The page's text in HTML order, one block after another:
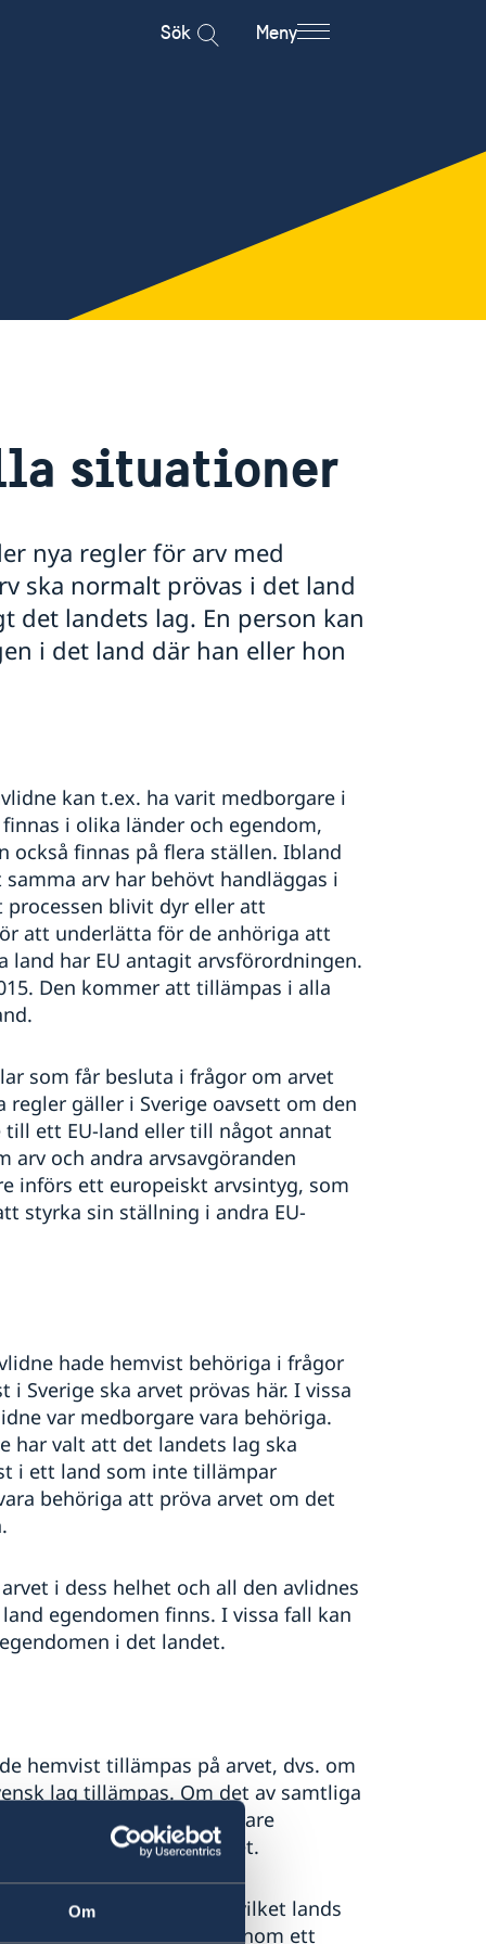
Om
Sök Meny
situationer
nya regler för arv med
ska normalt prövas i det land
det landets lag. En person kan
i det land där han eller hon
kan t.ex. ha varit medborgare i
i olika länder och egendom,
också finnas på flera ställen. Ibland
arv har behövt handläggas i
blivit dyr eller att
att underlätta för de anhöriga att
land har EU antagit arvsförordningen.
Den kommer att tillämpas i alla
som får besluta i frågor om arvet
gäller i Sverige oavsett om den
ett EU-land eller till något annat
arv och andra arvsavgöranden
införs ett europeiskt arvsintyg, som
styrka sin ställning i andra EU-
hade hemvist behöriga i frågor
Sverige ska arvet prövas här. I vissa
var medborgare vara behöriga.
har valt att det landets lag ska
i ett land som inte tillämpar
behöriga att pröva arvet om det
i dess helhet och all den avlidnes
egendomen finns. I vissa fall kan
i det landet.
hemvist tillämpas på arvet, dvs. om
lag tillämpas. Om det av samtliga
uppenbart hade närmare
landet tillämpas i stället.
för en person att välja vilket lands
En person kan genom ett